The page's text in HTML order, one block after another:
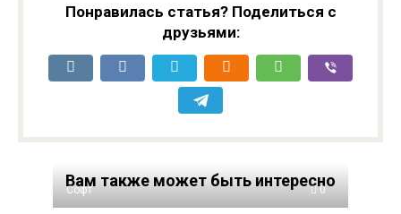
Понравилась статья? Поделиться с
друзьями:
Вам также может быть интересно
Софт 0